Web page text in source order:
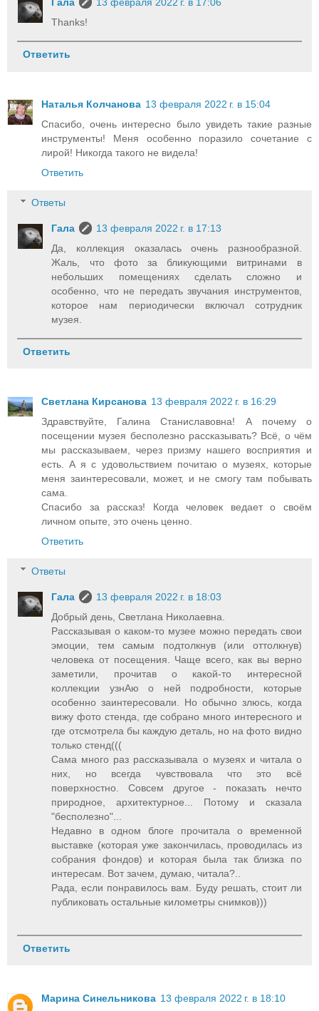
Thanks!
Ответить
Наталья Колчанова 13 февраля 2022 г. в 15:04
Спасибо, очень интересно было увидеть такие разные
инструменты! Меня особенно поразило сочетание с
лирой! Никогда такого не видела!
Ответить
Ответы
Гала
13 февраля 2022 г. в 17:13
Да, коллекция оказалась очень разнообразной.
Жаль, что фото за бликующими витринами в
небольших помещениях сделать сложно и
особенно, что не передать звучания инструментов,
которое нам периодически включал сотрудник
музея.
Ответить
Светлана Кирсанова 13 февраля 2022 г. в 16:29
Здравствуйте, Галина Станиславовна! А почему о
посещении музея бесполезно рассказывать? Всё, о чём
мы рассказываем, через призму нашего восприятия и
есть. А я с удовольствием почитаю о музеях, которые
меня заинтересовали, может, и не смогу там побывать
сама.
Спасибо за рассказ! Когда человек ведает о своём
личном опыте, это очень ценно.
Ответить
Ответы
Гала
13 февраля 2022 г. в 18:03
Добрый день, Светлана Николаевна.
Рассказывая о каком-то музее можно передать свои
эмоции, тем самым подтолкнув (или оттолкнув)
человека от посещения. Чаще всего, как вы верно
заметили, прочитав о какой-то интересной
коллекции узнАю о ней подробности, которые
особенно заинтересовали. Но обычно злюсь, когда
вижу фото стенда, где собрано много интересного и
где отсмотрела бы каждую деталь, но на фото видно
только стенд(((
Сама много раз рассказывала о музеях и читала о
них, но всегда чувствовала что это всё
поверхностно. Совсем другое - показать нечто
природное, архитектурное... Потому и сказала
"бесполезно"...
Недавно в одном блоге прочитала о временной
выставке (которая уже закончилась, проводилась из
собрания фондов) и которая была так близка по
интересам. Вот зачем, думаю, читала?..
Рада, если понравилось вам. Буду решать, стоит ли
публиковать остальные километры снимков)))
Ответить
Марина Синельникова 13 февраля 2022 г. в 18:10